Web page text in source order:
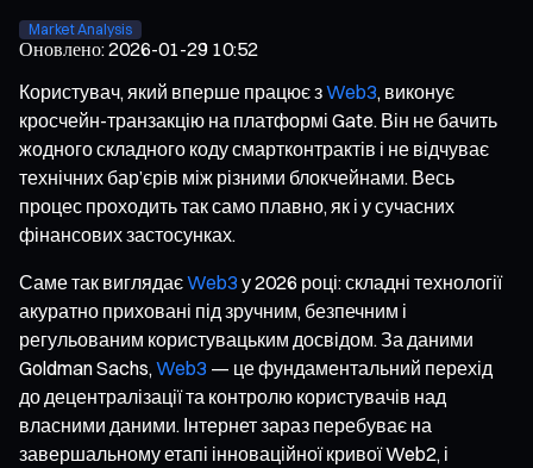
Market Analysis
Оновлено:2026-01-29 10:52
Користувач, який вперше працює зWeb3, виконує
кросчейн-транзакцію на платформі Gate. Він не бачить
жодного складного коду смартконтрактів і не відчуває
технічних бар’єрів між різними блокчейнами. Весь
процес проходить так само плавно, як і у сучасних
фінансових застосунках.
Саме так виглядаєWeb3 у 2026 році: складні технології
акуратно приховані під зручним, безпечним і
регульованим користувацьким досвідом. За даними
Goldman Sachs, Web3 — це фундаментальний перехід
до децентралізації та контролю користувачів над
власними даними. Інтернет зараз перебуває на
завершальному етапі інноваційної кривої Web2, і